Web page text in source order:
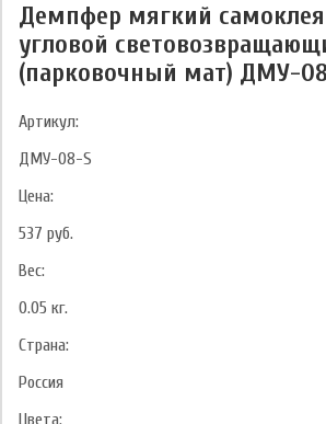
Демпфер мягкий
угловой
(парковочный мат) ДМУ-
Артикул:
ДМУ-08-S
Цена:
537 руб.
Вес:
0.05 кг.
Страна:
Россия